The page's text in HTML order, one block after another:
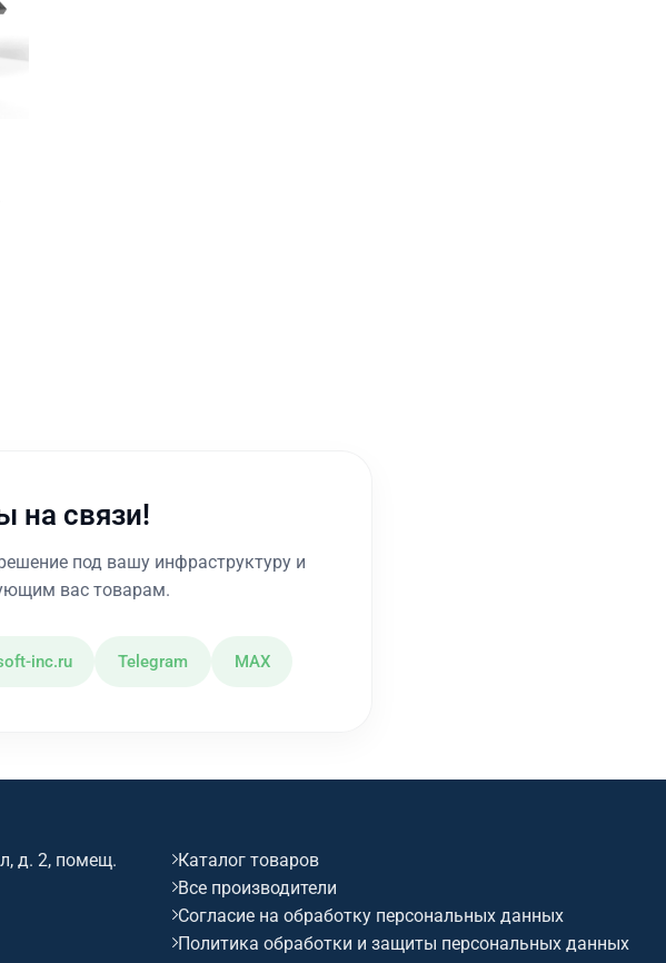
на связи!
под вашу инфраструктуру и
вас товарам.
inc.ru Telegram MAX
д. 2, помещ.
Каталог товаров
Все производители
Согласие на обработку персональных данных
Политика обработки и защиты персональных данных